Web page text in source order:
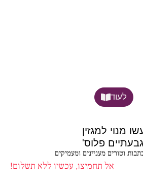
לעוד
מנוי למגזין
פלוס'
וטורים מעניינים ומעמיקים
אל תחמיצו, עכשיו ללא תשלום!